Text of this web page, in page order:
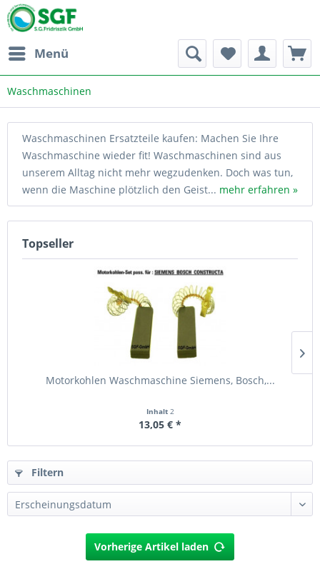
Menü
Waschmaschinen
Waschmaschinen Ersatzteile kaufen: Machen Sie Ihre
Waschmaschine wieder fit! Waschmaschinen sind aus
unserem Alltag nicht mehr wegzudenken. Doch was tun,
wenn die Maschine plötzlich den Geist... mehr erfahren »
Topseller
Motorkohlen Waschmaschine Siemens, Bosch,...
Inhalt 2
13,05 € *
Filtern
Vorherige Artikel laden